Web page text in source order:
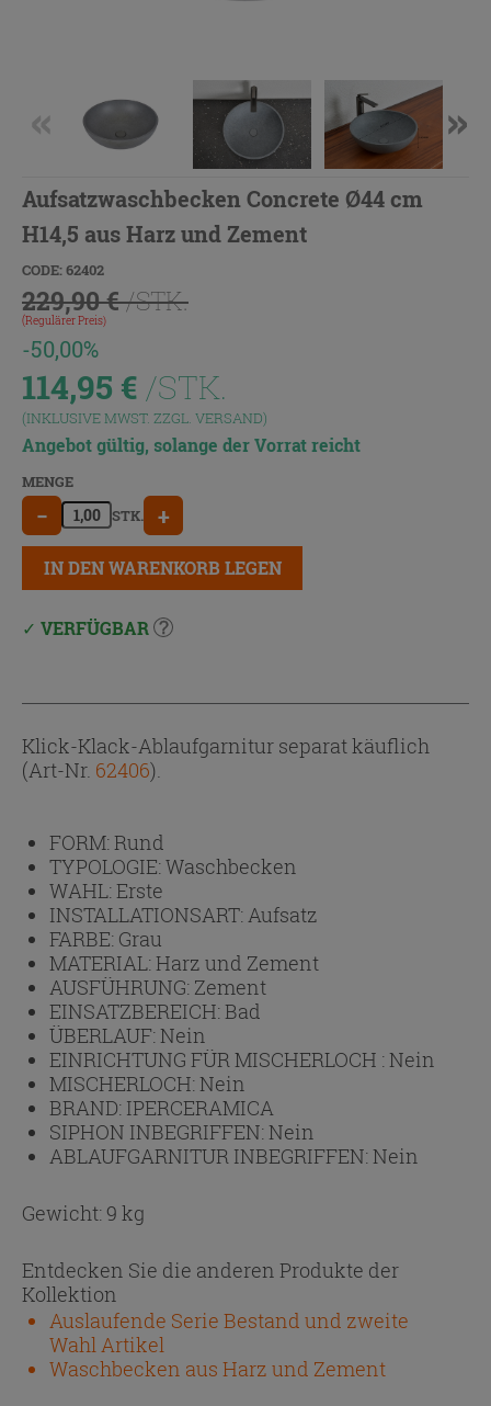
Aufsatzwaschbecken Concrete Ø44 cm
H14,5 aus Harz und Zement
CODE: 62402
229,90 €/STK.
(Regulärer Preis)
-50,00%
114,95 € /STK.
(INKLUSIVE MWST. ZZGL. VERSAND)
Angebot gültig, solange der Vorrat reicht
MENGE
− STK. +
IN DEN WARENKORB LEGEN
VERFÜGBAR
Klick-Klack-Ablaufgarnitur separat käuflich
(Art-Nr. 62406).
FORM:Rund
TYPOLOGIE:Waschbecken
WAHL:Erste
INSTALLATIONSART: Aufsatz
FARBE: Grau
MATERIAL:Harz und Zement
AUSFÜHRUNG: Zement
EINSATZBEREICH:Bad
ÜBERLAUF:Nein
EINRICHTUNG FÜR MISCHERLOCH :Nein
MISCHERLOCH:Nein
BRAND: IPERCERAMICA
SIPHON INBEGRIFFEN:Nein
ABLAUFGARNITUR INBEGRIFFEN:Nein
Gewicht: 9 kg
Entdecken Sie die anderen Produkte der
Kollektion
Auslaufende Serie Bestand und zweite
Wahl Artikel
Waschbecken aus Harz und Zement